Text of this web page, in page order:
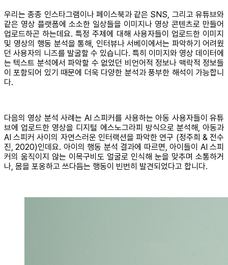
우리는 종종 인스타그램이나 페이스북과 같은 SNS, 그리고 유튜브와
같은 영상 플랫폼에 소소한 일상들을 이미지나 영상 콘텐츠로 만들어
업로드하곤 하는데요. 특정 주제에 대해 사용자들이 업로드한 이미지
및 영상의 행동 분석을 통해, 인터뷰나 서베이에서는 파악하기 어려웠
던 사용자의 니즈를 발굴할 수 있습니다. 특히 이미지와 영상 데이터에
는 텍스트 분석에서 파악할 수 없었던 비언어적 정보나 맥락적 정보들
이 포함되어 있기 때문에 더욱 다양한 분석과 풍부한 해석이 가능합니
다.
다음의 영상 분석 사례는 AI 스피커를 사용하는 아동 사용자들이 유튜
브에 업로드한 영상을 디지털 에스노그라피 방식으로 분석해, 아동과
AI 스피커 사이의 자연스러운 인터랙션을 파악한 연구 (정주희 & 전수
진, 2020)인데요. 아이의 행동 분석 결과에 따르면, 아이들이 AI 스피
커의 움직이지 않는 이목구비도 얼굴로 인식해 눈을 맞추며 소통하거
나, 몸을 포옹하고 쓰다듬는 행동이 빈번히 발견되었다고 합니다.